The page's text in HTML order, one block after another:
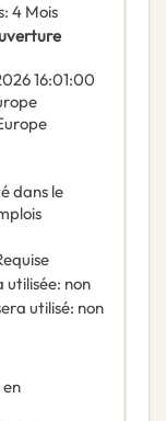
: 4 Mois
16:01:00
dans le
utilisée: non
utilisé: non